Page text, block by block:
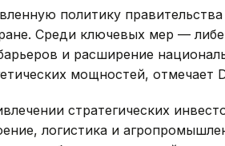
политику
Среди ключевых мер —
и расширение
мощностей, отмечает
стратегических
логистика и